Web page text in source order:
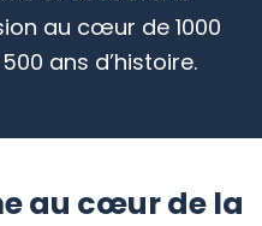
au cœur de 1000
ans d’histoire.
au cœur de la